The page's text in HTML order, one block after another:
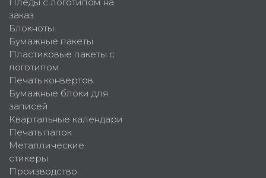
заказ
Блокноты
Бумажные пакеты
Пластиковые пакеты с
логотипом
Печать конвертов
Бумажные блоки для
записей
Квартальные календари
Печать папок
Металлические
стикеры
Производство